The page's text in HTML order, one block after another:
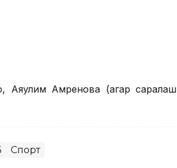
Аяулим Амренова (агар саралаш
Спорт